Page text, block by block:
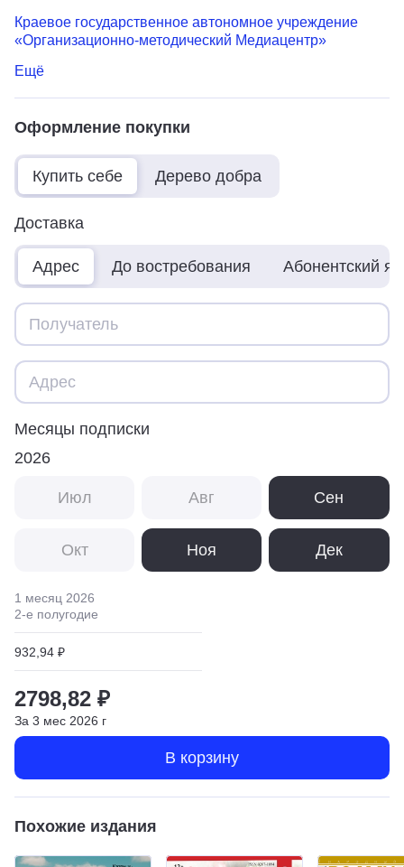
Краевое государственное автономное учреждение
«Организационно-методический Медиацентр»
Ещё
Оформление покупки
Купить себе Дерево добра
Доставка
Адрес До востребования Абонентский
Месяцы подписки
2026
Июл Авг Сен
Окт Ноя Дек
1 месяц 2026
2-е полугодие
932,94 ₽
2798,82 ₽
За 3 мес 2026 г
В корзину
Похожие издания